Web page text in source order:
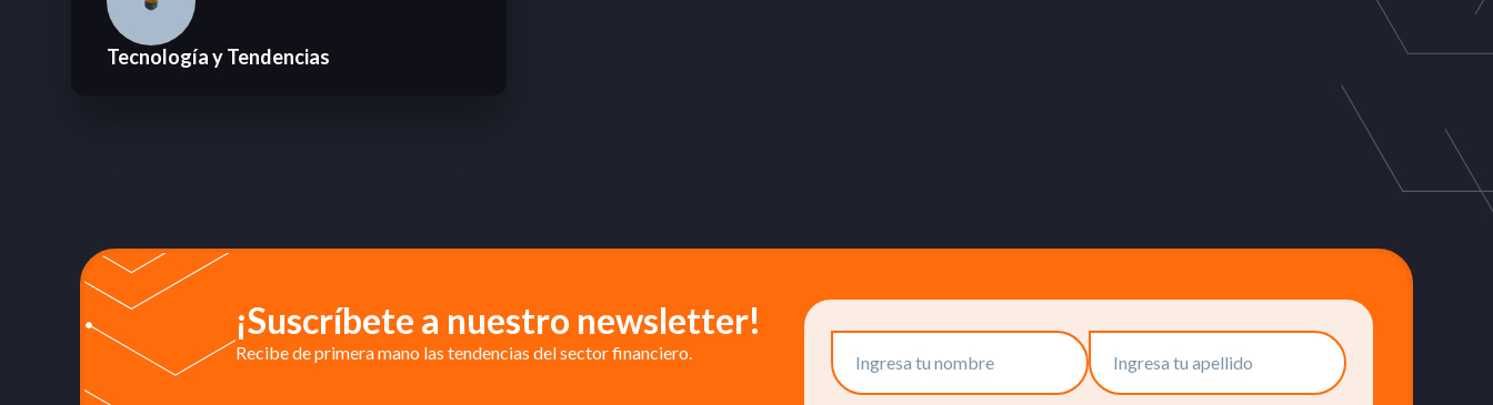
Tecnología y Tendencias
¡Suscríbete a nuestro newsletter!
Recibe de primera mano las tendencias del sector financiero.